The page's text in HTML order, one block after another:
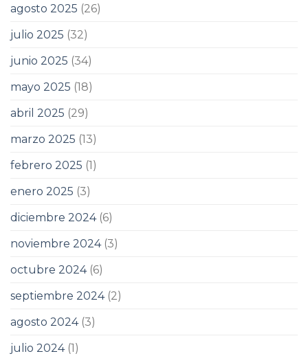
agosto 2025 (26)
julio 2025 (32)
junio 2025 (34)
mayo 2025 (18)
abril 2025 (29)
marzo 2025 (13)
febrero 2025 (1)
enero 2025 (3)
diciembre 2024(6)
noviembre 2024(3)
octubre 2024(6)
septiembre 2024(2)
agosto 2024(3)
julio 2024(1)